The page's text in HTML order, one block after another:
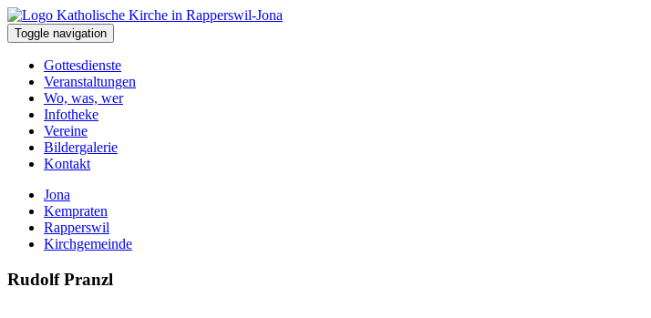
Toggle navigation
Gottesdienste
Veranstaltungen
Wo, was, wer
Infotheke
Vereine
Bildergalerie
Kontakt
Jona
Kempraten
Rapperswil
Kirchgemeinde
Rudolf Pranzl